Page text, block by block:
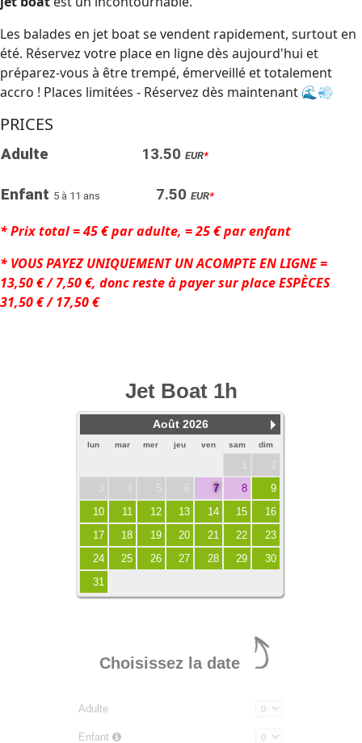
Les balades en jet boat se vendent rapidement, surtout en
été. Réservez votre place en ligne dès aujourd'hui et
préparez-vous à être trempé, émerveillé et totalement
accro ! Places limitées - Réservez dès maintenant 🌊💨
PRICES
Adulte 13.50 EUR*
Enfant 5 à 11 ans 7.50 EUR*
* Prix total = 45 € par adulte, = 25 € par enfant
* VOUS PAYEZ UNIQUEMENT UN ACOMPTE EN LIGNE =
13,50 € / 7,50 €, donc reste à payer sur place ESPÈCES
31,50 € / 17,50 €